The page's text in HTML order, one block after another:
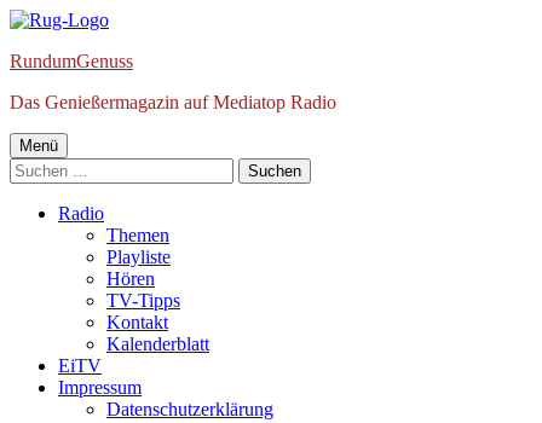
Springe
Inhalt
RundumGenuss
Das Genießermagazin auf Mediatop Radio
Primäres
Menü
Menü
Suchen
nach:
Radio
Themen
Playliste
Hören
TV-Tipps
Kontakt
Kalenderblatt
EiTV
Impressum
Datenschutzerklärung